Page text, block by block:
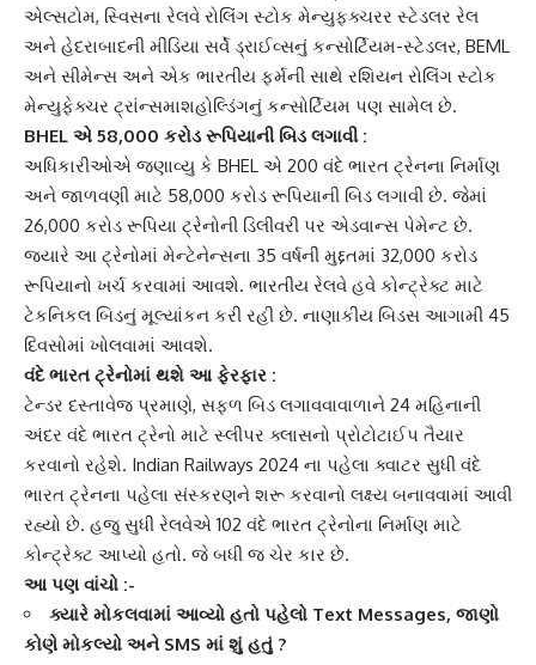
એલ્સટોમ, સ્વિસના રેલવે રોલિંગ સ્ટોક મેન્યુફ્ક્ચરર સ્ટેડલર રેલ
અને હેદરાબાદની મીડિયા સર્વે ડ્રાઈવ્સનું કન્સોર્ટિયમ-સ્ટેડલર, BEML
અને સીમેન્સ અને એક ભારતીય ફર્મની સાથે રશિયન રોલિંગ સ્ટોક
મેન્યુફેક્ચર ટ્રાંન્સમાશહોલ્ડિંગનું કન્સોર્ટિયમ પણ સામેલ છે.
BHEL એ 58,000 કરોડ રૂપિયાની બિડ લગાવી :
અધિકારીઓએ જણાવ્યુ કે BHEL એ 200 વંદે ભારત ટ્રેનના નિર્માણ
અને જાળવણી માટે 58,000 કરોડ રૂપિયાની બિડ લગાવી છે. જેમાં
26,000 કરોડ રૂપિયા ટ્રેનોની ડિલીવરી પર એડવાન્સ પેમેન્ટ છે.
જ્યારે આ ટ્રેનોમાં મેન્ટેનેન્સના 35 વર્ષની મુદ્દતમાં 32,000 કરોડ
રૂપિયાનો ખર્ચ કરવામાં આવશે. ભારતીય રેલવે હવે કોન્ટ્રેક્ટ માટે
ટેકનિકલ બિડનું મૂલ્યાંકન કરી રહી છે. નાણાકીય બિડસ આગામી 45
દિવસોમાં ખોલવામાં આવશે.
વંદે ભારત ટ્રેનોમાં થશે આ ફેરફાર :
ટેન્ડર દસ્તાવેજ પ્રમાણે, સફળ બિડ લગાવવાવાળાને 24 મહિનાની
અંદર વંદે ભારત ટ્રેનો માટે સ્લીપર ક્લાસનો પ્રોટોટાઈપ તૈયાર
કરવાનો રહેશે. Indian Railways 2024 ના પહેલા ક્વાટર સુધી વંદે
ભારત ટ્રેનના પહેલા સંસ્કરણને શરૂ કરવાનો લક્ષ્ય બનાવવામાં આવી
રહ્યો છે. હજુ સુધી રેલવેએ 102 વંદે ભારત ટ્રેનોના નિર્માણ માટે
કોન્ટ્રેક્ટ આપ્યો હતો. જે બધી જ ચેર કાર છે.
આ પણ વાંચો :-
ક્યારે મોકલવામાં આવ્યો હતો પહેલો Text Messages, જાણો
કોણે મોકલ્યો અને SMS માં શું હતું ?